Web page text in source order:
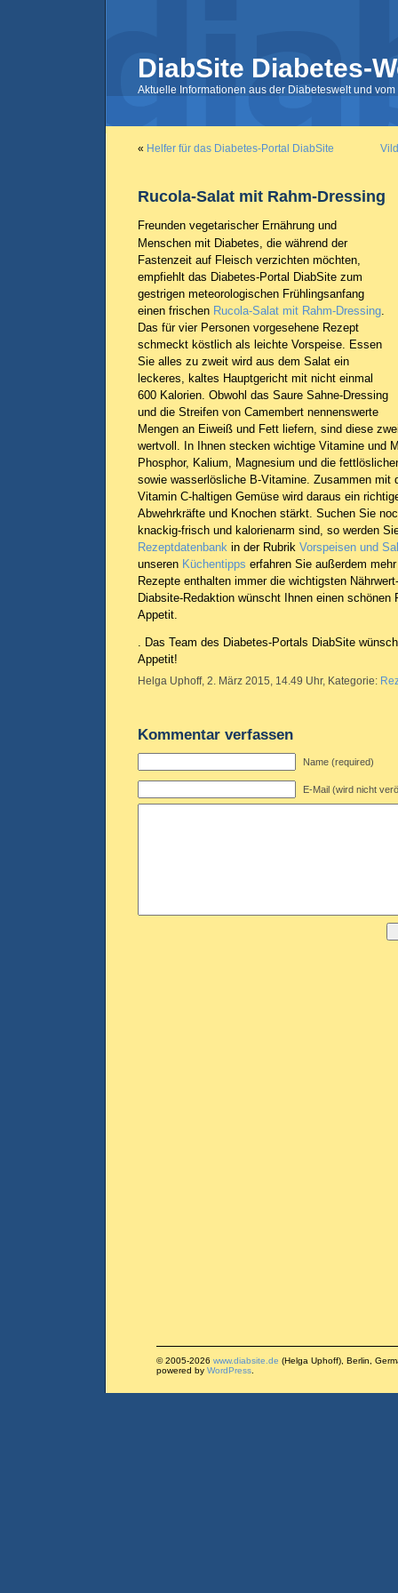
DiabSite Diabetes-
Aktuelle Informationen aus der Diabeteswelt und
« Helfer für das Diabetes-Portal DiabSite
Rucola-Salat mit Rahm-Dressing
Freunden vegetarischer Ernährung und
Menschen mit Diabetes, die während der
Fastenzeit auf Fleisch verzichten möchten,
empfiehlt das Diabetes-Portal DiabSite zum
gestrigen meteorologischen Frühlingsanfang
einen frischen Rucola-Salat mit Rahm-Dressing.
Das für vier Personen vorgesehene Rezept
schmeckt köstlich als leichte Vorspeise. Essen
Sie alles zu zweit wird aus dem Salat ein
leckeres, kaltes Hauptgericht mit nicht einmal
600 Kalorien. Obwohl das Saure Sahne-Dressing
und die Streifen von Camembert nennenswerte
Mengen an Eiweiß und Fett liefern, sind diese
wertvoll. In Ihnen stecken wichtige Vitamine und
Phosphor, Kalium, Magnesium und die
sowie wasserlösliche B-Vitamine. Zusammen mit
Vitamin C-haltigen Gemüse wird daraus ein
Abwehrkräfte und Knochen stärkt. Suchen Sie
knackig-frisch und kalorienarm sind, so werden
Rezeptdatenbank in der Rubrik Vorspeisen und
unseren Küchentipps erfahren Sie außerdem
Rezepte enthalten immer die wichtigsten
Diabsite-Redaktion wünscht Ihnen einen schönen
Appetit.
. Das Team des Diabetes-Portals DiabSite
Appetit!
Helga Uphoff, 2. März 2015, 14.49 Uhr, Kategorie:
Kommentar verfassen
Name (required)
E-Mail (wird nicht
© 2005-2026 www.diabsite.de (Helga Uphoff), Berlin,
powered by WordPress.